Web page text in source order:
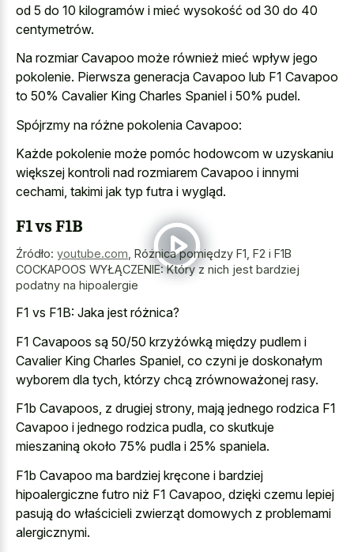
od 5 do 10 kilogramów i mieć wysokość od 30 do 40
centymetrów.
Na rozmiar Cavapoo może również mieć wpływ jego
pokolenie. Pierwsza generacja Cavapoo lub F1 Cavapoo
to 50% Cavalier King Charles Spaniel i 50% pudel.
Spójrzmy na różne pokolenia Cavapoo:
Każde pokolenie może pomóc hodowcom w uzyskaniu
większej kontroli nad rozmiarem Cavapoo i innymi
cechami, takimi jak typ futra i wygląd.
F1 vs F1B
Źródło: youtube.com Różnica pomiędzy F1, F2 i F1B
COCKAPOOS WYŁĄCZENIE: Który z nich jest bardziej
podatny na hipoalergie
F1 vs F1B: Jaka jest różnica?
F1 Cavapoos są 50/50 krzyżówką między pudlem i
Cavalier King Charles Spaniel, co czyni je doskonałym
wyborem dla tych, którzy chcą zrównoważonej rasy.
F1b Cavapoos, z drugiej strony, mają jednego rodzica F1
Cavapoo i jednego rodzica pudla, co skutkuje
mieszaniną około 75% pudla i 25% spaniela.
F1b Cavapoo ma bardziej kręcone i bardziej
hipoalergiczne futro niż F1 Cavapoo, dzięki czemu lepiej
pasują do właścicieli zwierząt domowych z problemami
alergicznymi.